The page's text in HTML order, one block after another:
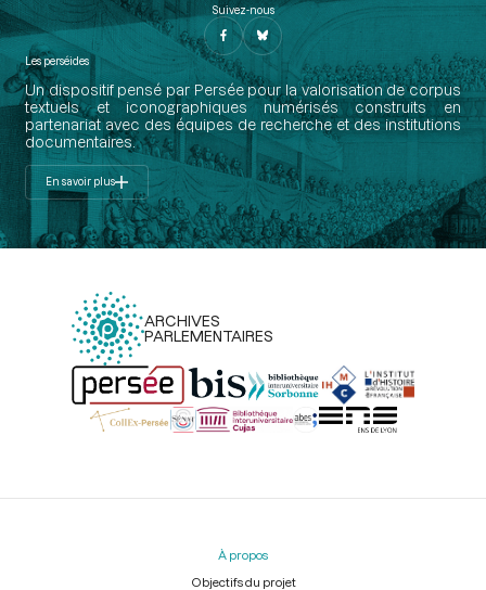
Suivez-nous
Les perséides
Un dispositif pensé par Persée pour la valorisation de corpus
textuels et iconographiques numérisés construits en
partenariat avec des équipes de recherche et des institutions
documentaires.
En savoir plus
ARCHIVES
PARLEMENTAIRES
Menu
À propos
Objectifs du projet